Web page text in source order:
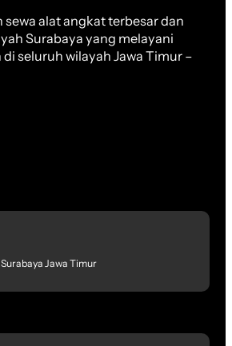
sewa alat angkat terbesar dan
Surabaya yang melayani
seluruh wilayah Jawa Timur –
Jawa Timur